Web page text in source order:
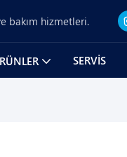
bakım hizmetleri.
SERVIS